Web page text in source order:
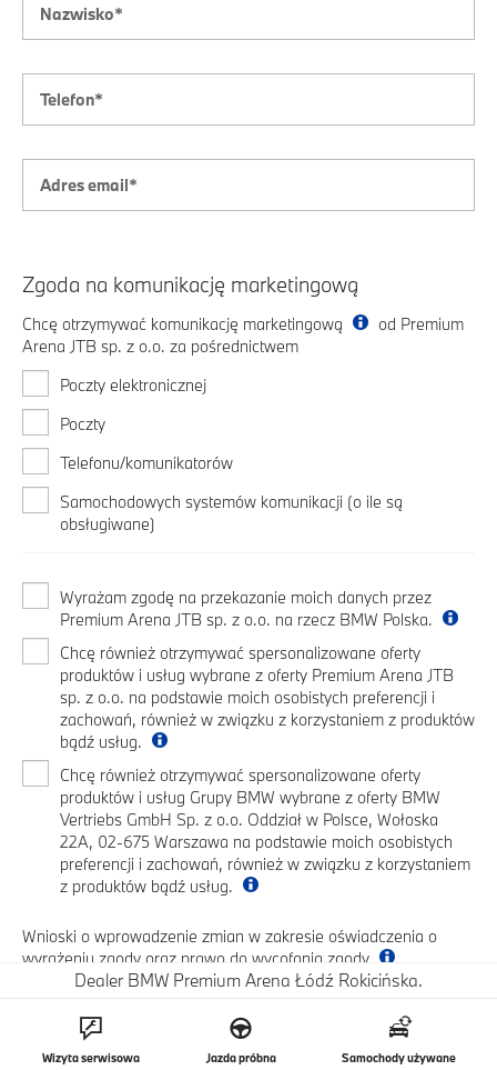
Zgoda na komunikację marketingową
Chcę otrzymywać komunikację marketingową
od Premium
Arena JTB sp. z o.o. za pośrednictwem
Poczty elektronicznej
Poczty
Telefonu/komunikatorów
Samochodowych systemów komunikacji (o ile są
obsługiwane)
Wyrażam zgodę na przekazanie moich danych przez
Premium Arena JTB sp. z o.o. na rzecz BMW Polska.
Chcę również otrzymywać spersonalizowane oferty
produktów i usług wybrane z oferty Premium Arena JTB
sp. z o.o. na podstawie moich osobistych preferencji i
zachowań, również w związku z korzystaniem z produktów
bądź usług.
Chcę również otrzymywać spersonalizowane oferty
produktów i usług Grupy BMW wybrane z oferty BMW
Vertriebs GmbH Sp. z o.o. Oddział w Polsce, Wołoska
22A, 02-675 Warszawa na podstawie moich osobistych
preferencji i zachowań, również w związku z korzystaniem
z produktów bądź usług.
Wnioski o wprowadzenie zmian w zakresie oświadczenia o
wyrażeniu zgody oraz prawo do wycofania zgody
Dealer BMW Premium Arena Łódź Rokicińska.
Wizyta serwisowa Jazda próbna Samochody używane